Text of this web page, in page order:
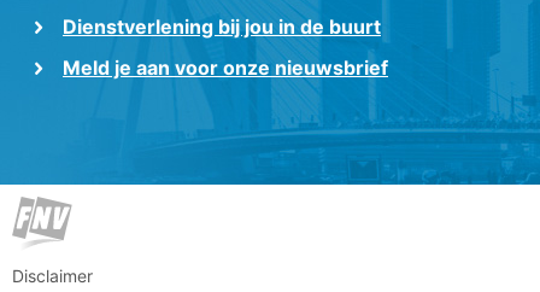
Dienstverlening bij jou in de buurt
Meld je aan voor onze nieuwsbrief
Disclaimer